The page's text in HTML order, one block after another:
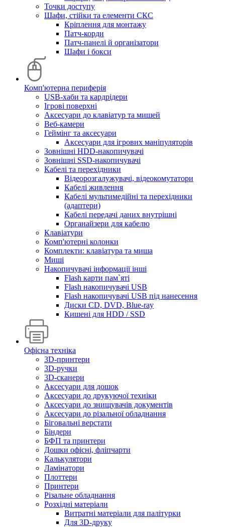
Точки доступу
Шафи, стійки та елементи СКС
Кріплення для монтажу
Патч-корди
Патч-панелі й організатори
Шафи і бокси
Комп'ютерна периферія
USB-хаби та кардрідери
Ігрові поверхні
Аксесуари до клавіатур та мишей
Веб-камери
Геймінг та аксесуари
Аксесуари для ігрових маніпуляторів
Зовнішні HDD-накопичувачі
Зовнішні SSD-накопичувачі
Кабелі та перехідники
Відеорозгалужувачі, відеокомутатори
Кабелі живлення
Кабелі мультимедійні та перехідники
(адаптери)
Кабелі передачі даних внутрішні
Органайзери для кабелю
Клавіатури
Комп'ютерні колонки
Комплекти: клавіатура та миша
Миші
Накопичувачі інформації інші
Flash карти пам`яті
Flash накопичувачі USB
Flash накопичувачі USB під нанесення
Диски CD, DVD, Blue-ray
Кишені для HDD / SSD
Офісна техніка
3D-принтери
3D-ручки
3D-сканери
Аксесуари для дошок
Аксесуари до друкуючої техніки
Аксесуари до знищувачів документів
Аксесуари до різальної обладнання
Біговальні верстати
Біндери
БФП та принтери
Дошки офісні, фліпчарти
Калькулятори
Ламінатори
Плоттери
Принтери
Різальне обладнання
Розхідні матеріали
Витратні матеріали для палітурки
Для 3D-друку